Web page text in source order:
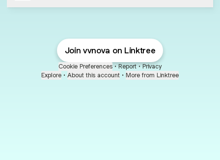
Join vvnova on Linktree
Cookie Preferences • Report • Privacy
Explore • About this account • More from Linktree